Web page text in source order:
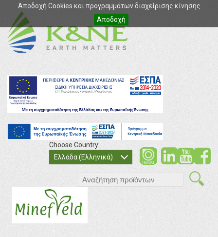
Αποδοχή Cookies και προγραμμάτων διαχείρισης κίνησης
Αποδοχή
Choose Country:
Ελλάδα (Ελληνικά)